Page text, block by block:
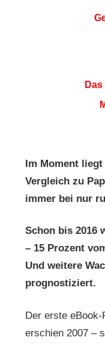
Im Moment
Vergleich zu
immer bei nur
Schon bis 2016
– 15 Prozent
Und weitere
prognostiziert.
Der erste
erschien 2007 –